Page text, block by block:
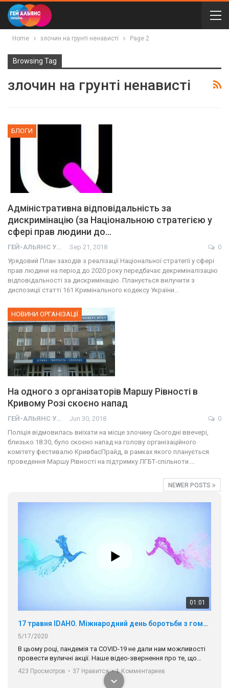
Home злочин на грунті ненависті Page 2
Browsing Tag
злочин на грунті ненависті
БЛОГИ
Адміністративна відповідальність за
дискримінацію (за Національною стратегією у
сфері прав людини до…
ГЕЙ-АЛЬЯНС УКРАИНА Sep 21, 2018
0
Урядовий План заходів з реалізації Національної стратегії у сфері
прав людини на період до 2020 року передбачає декриміналізацію
відповідальності за дискримінацію. Планується вилучити з
диспозиції статті 161 Кримінального кодексу України…
НОВИНИ ОРГАНІЗАЦІЇ
На одного з організаторів Маршу Рівності в
Кривому Розі скоєно напад
ГЕЙ-АЛЬЯНС УКРАИНА Jun 30, 2018
0
Поліція відмовилась виїхати на місце злочину Сьогодні ввечері,
близько 18:30, було скоєно напад на голову організаційного
комітету фестивалю КривбасПрайд, в рамках якого планується
проведення Маршу Рівності на підтримку ЛГБТ-спільноти.…
NEWER POSTS
01:01
17 травня IDAHO. Міжнародний день боротьби з гомофобією трансфобією і біфобія.
5/17/2020
В цьому році, пандемія та COVІD-19 не дали нам можливості
провести вуличні акції. Наше відео-звернення про те, що
навіть коли ми у різних містах та не можемо зустрінеться, ми
разом. Ми закликаємо всіх хто поділяє цінності рівності та
солідарності, приєднатися до нас. Регіональні підрозділи
423 Просмотров • 37 Нравится • 1 Комментариев